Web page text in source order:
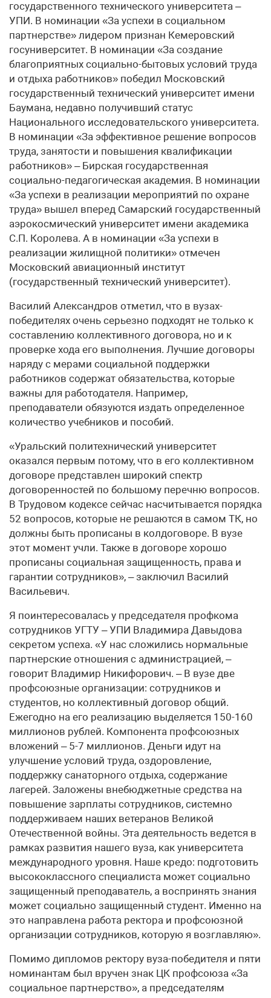
государственного технического университета –
УПИ. В номинации «За успехи в социальном
партнерстве» лидером признан Кемеровский
госуниверситет. В номинации «За создание
благоприятных социально-бытовых условий труда
и отдыха работников» победил Московский
государственный технический университет имени
Баумана, недавно получивший статус
Национального исследовательского университета.
В номинации «За эффективное решение вопросов
труда, занятости и повышения квалификации
работников» – Бирская государственная
социально-педагогическая академия. В номинации
«За успехи в реализации мероприятий по охране
труда» вышел вперед Самарский государственный
аэрокосмический университет имени академика
С.П. Королева. А в номинации «За успехи в
реализации жилищной политики» отмечен
Московский авиационный институт
(государственный технический университет).
Василий Александров отметил, что в вузах-
победителях очень серьезно подходят не только к
составлению коллективного договора, но и к
проверке хода его выполнения. Лучшие договоры
наряду с мерами социальной поддержки
работников содержат обязательства, которые
важны для работодателя. Например,
преподаватели обязуются издать определенное
количество учебников и пособий.
«Уральский политехнический университет
оказался первым потому, что в его коллективном
договоре представлен широкий спектр
договоренностей по большому перечню вопросов.
В Трудовом кодексе сейчас насчитывается порядка
52 вопросов, которые не решаются в самом ТК, но
должны быть прописаны в колдоговоре. В вузе
этот момент учли. Также в договоре хорошо
прописаны социальная защищенность, права и
гарантии сотрудников», – заключил Василий
Васильевич.
Я поинтересовалась у председателя профкома
сотрудников УГТУ – УПИ Владимира Давыдова
секретом успеха. «У нас сложились нормальные
партнерские отношения с администрацией, –
говорит Владимир Никифорович. – В вузе две
профсоюзные организации: сотрудников и
студентов, но коллективный договор общий.
Ежегодно на его реализацию выделяется 150-160
миллионов рублей. Компонента профсоюзных
вложений – 5-7 миллионов. Деньги идут на
улучшение условий труда, оздоровление,
поддержку санаторного отдыха, содержание
лагерей. Заложены внебюджетные средства на
повышение зарплаты сотрудников, системно
поддерживаем наших ветеранов Великой
Отечественной войны. Эта деятельность ведется в
рамках развития нашего вуза, как университета
международного уровня. Наше кредо: подготовить
высококлассного специалиста может социально
защищенный преподаватель, а воспринять знания
может социально защищенный студент. Именно на
это направлена работа ректора и профсоюзной
организации сотрудников, которую я возглавляю».
Помимо дипломов ректору вуза-победителя и пяти
номинантам был вручен знак ЦК профсоюза «За
социальное партнерство», а председателям